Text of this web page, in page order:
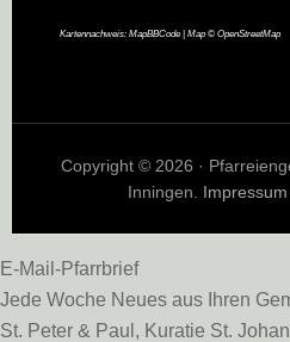
Kartennachweis: MapBBCode| Map © OpenStreetMap
Copyright © 2026 ·
Inningen. Impressum
E-Mail-Pfarrbrief
Jede Woche Neues aus Ihren
St. Peter & Paul, Kuratie St.